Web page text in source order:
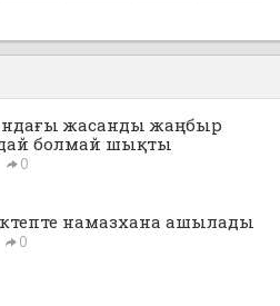
жасанды жаңбыр
болмай шықты
0
намазхана ашылады
0